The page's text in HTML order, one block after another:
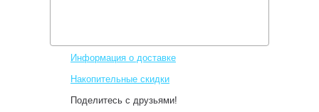
Информация о доставке
Накопительные скидки
Поделитесь с друзьями!